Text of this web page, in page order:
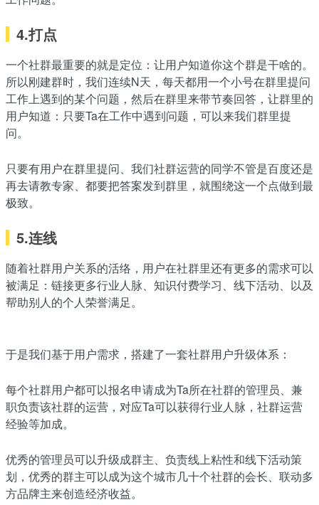
4.打点
一个社群最重要的就是定位：让用户知道你这个群是干啥的。
所以刚建群时，我们连续N天，每天都用一个小号在群里提问
工作上遇到的某个问题，然后在群里来带节奏回答，让群里的
用户知道：只要Ta在工作中遇到问题，可以来我们群里提
问。
只要有用户在群里提问、我们社群运营的同学不管是百度还是
再去请教专家、都要把答案发到群里，就围绕这一个点做到最
极致。
5.连线
随着社群用户关系的活络，用户在社群里还有更多的需求可以
被满足：链接更多行业人脉、知识付费学习、线下活动、以及
帮助别人的个人荣誉满足。
于是我们基于用户需求，搭建了一套社群用户升级体系：
每个社群用户都可以报名申请成为Ta所在社群的管理员、兼
职负责该社群的运营，对应Ta可以获得行业人脉，社群运营
经验等加成。
优秀的管理员可以升级成群主、负责线上粘性和线下活动策
划，优秀的群主可以成为这个城市几十个社群的会长、联动多
方品牌主来创造经济收益。